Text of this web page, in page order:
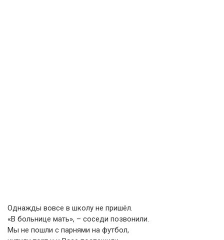
Однажды вовсе в школу не пришёл.
«В больнице мать», – соседи позвонили.
Мы не пошли с парнями на футбол,